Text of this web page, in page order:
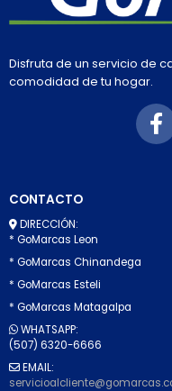
Disfruta de un servicio de
comodidad de tu hogar.
CONTACTO
DIRECCIÓN:
* GoMarcas Leon
* GoMarcas Chinandega
* GoMarcas Esteli
* GoMarcas Matagalpa
WHATSAPP:
(507) 6320-6666
EMAIL: